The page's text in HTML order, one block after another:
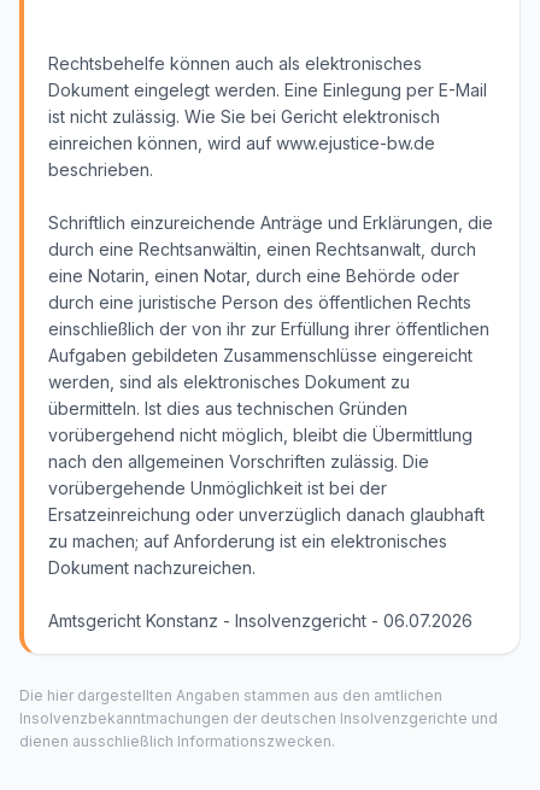
Rechtsbehelfe können auch als elektronisches
Dokument eingelegt werden. Eine Einlegung per E-Mail
ist nicht zulässig. Wie Sie bei Gericht elektronisch
einreichen können, wird auf www.ejustice-bw.de
beschrieben.
Schriftlich einzureichende Anträge und Erklärungen, die
durch eine Rechtsanwältin, einen Rechtsanwalt, durch
eine Notarin, einen Notar, durch eine Behörde oder
durch eine juristische Person des öffentlichen Rechts
einschließlich der von ihr zur Erfüllung ihrer öffentlichen
Aufgaben gebildeten Zusammenschlüsse eingereicht
werden, sind als elektronisches Dokument zu
übermitteln. Ist dies aus technischen Gründen
vorübergehend nicht möglich, bleibt die Übermittlung
nach den allgemeinen Vorschriften zulässig. Die
vorübergehende Unmöglichkeit ist bei der
Ersatzeinreichung oder unverzüglich danach glaubhaft
zu machen; auf Anforderung ist ein elektronisches
Dokument nachzureichen.
Amtsgericht Konstanz - Insolvenzgericht - 06.07.2026
Die hier dargestellten Angaben stammen aus den amtlichen
Insolvenzbekanntmachungen der deutschen Insolvenzgerichte und
dienen ausschließlich Informationszwecken.